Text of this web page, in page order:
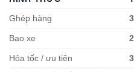
Ghép hàng
Bao xe
Hỏa tốc / ưu tiên